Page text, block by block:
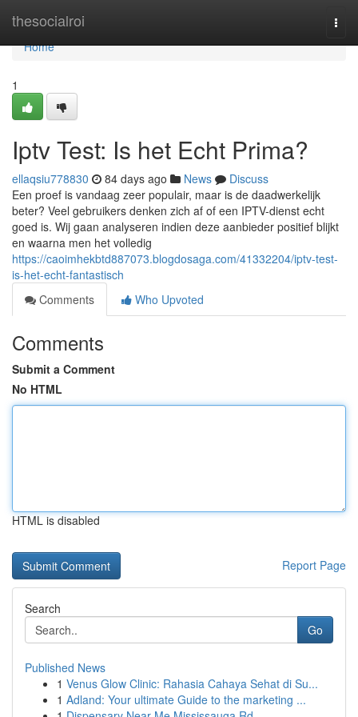
thesocialroi
Home
Home
1
Iptv Test: Is het Echt Prima?
ellaqsiu778830 84 days ago News
Discuss
Een proef is vandaag zeer populair, maar is de daadwerkelijk
beter? Veel gebruikers denken zich af of een IPTV-dienst echt
goed is. Wij gaan analyseren indien deze aanbieder positief blijkt
en waarna men het volledig
https://caoimhekbtd887073.blogdosaga.com/41332204/iptv-test-
is-het-echt-fantastisch
Comments
Who Upvoted
Comments
Submit a Comment
No HTML
HTML is disabled
Report Page
Search
Go
Published News
1 Venus Glow Clinic: Rahasia Cahaya Sehat di Su...
1 Adland: Your ultimate Guide to the marketing ...